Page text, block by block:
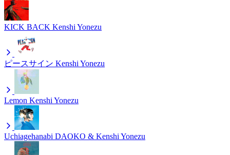
KICK BACK Kenshi Yonezu
ピースサイン Kenshi Yonezu
Lemon Kenshi Yonezu
Uchiagehanabi DAOKO & Kenshi Yonezu